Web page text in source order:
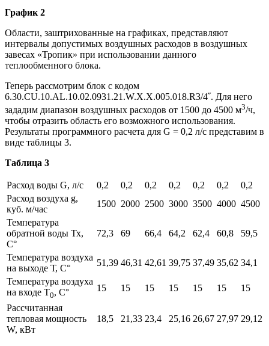
График 2
Области, заштрихованные на графиках, представляют
интервалы допустимых воздушных расходов в воздушных
завесах «Тропик» при использовании данного
теплообменного блока.
Теперь рассмотрим блок с кодом
6.30.CU.10.AL.10.02.0931.21.W.X.X.005.018.R3/4˝. Для него
зададим диапазон воздушных расходов от 1500 до 4500 м3/ч,
чтобы отразить область его возможного использования.
Результаты программного расчета для G = 0,2 л/с представим в
виде таблицы 3.
Таблица 3
Расход воды G, л/с 0,2 0,2 0,2 0,2 0,2 0,2
0,2
Расход воздуха g,
куб. м/час
1500 2000 2500 3000 3500 4000 4500
Температура
обратной воды Тх,
С°
72,3 69 66,4 64,2 62,4 60,8 59,5
Температура воздуха
на выходе Т, С°
51,39 46,31 42,61 39,75 37,49 35,62 34,1
Температура воздуха
на входе Т0, С° 15 15 15 15 15 15
15
Рассчитанная
тепловая мощность
W, кВт
18,5 21,33 23,4 25,16 26,67 27,97 29,12